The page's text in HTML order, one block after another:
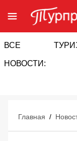
ВСЕ
НОВОСТИ:
Главная /